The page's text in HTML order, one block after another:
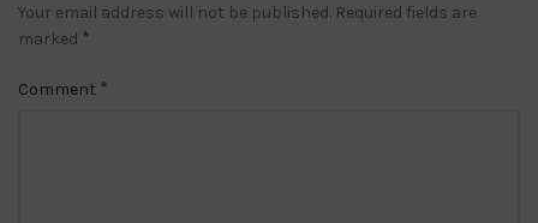
Your email address will not be published. Required fields are
marked *
Comment *